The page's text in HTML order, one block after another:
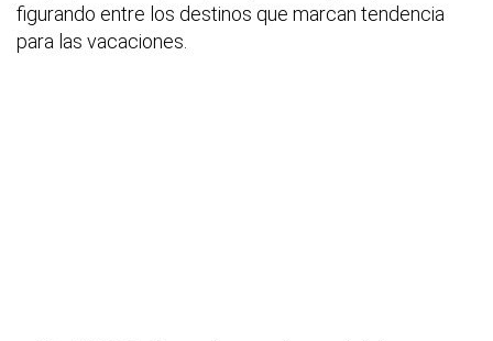
figurando entre los destinos que marcan tendencia
para las vacaciones.